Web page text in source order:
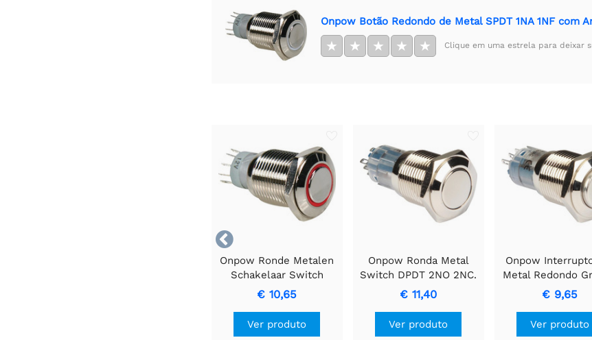
Onpow Botão Redondo de Metal SPDT 1NA 1NF com
★ ★ ★ ★ ★ Clique em uma estrela para deixar

Onpow Ronde Metalen
Schakelaar Switch
SPDT 1NO 1NC com Anel
Vermelho
€ 10,65
Ver produto
Onpow Ronda Metal
Switch DPDT 2NO 2NC.
€ 11,40
Ver produto
Onpow
Metal Redondo
SPDT 1NA 1NF -
Controle
Confiável
€ 9,65
Ver produto